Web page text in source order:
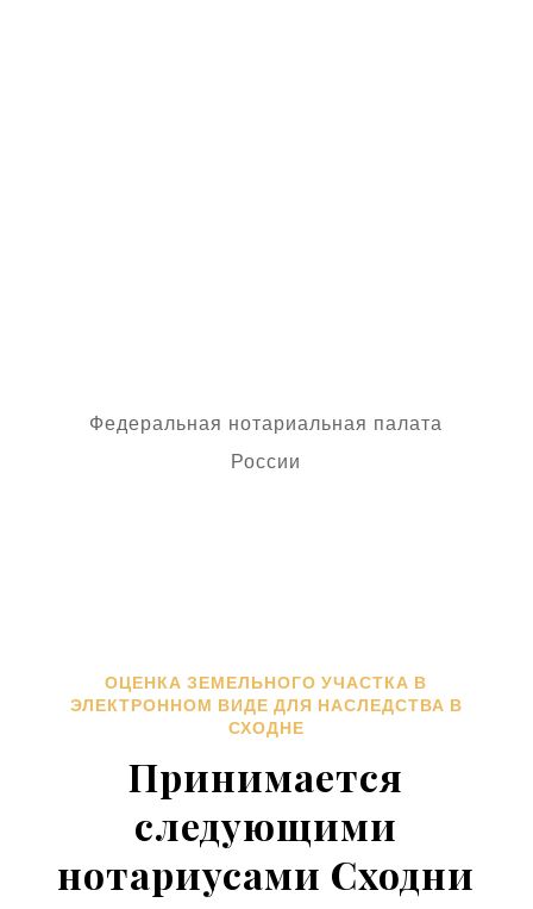
Федеральная нотариальная палата
России
ОЦЕНКА ЗЕМЕЛЬНОГО УЧАСТКА В
ЭЛЕКТРОННОМ ВИДЕ ДЛЯ НАСЛЕДСТВА В
СХОДНЕ
Принимается
следующими
нотариусами Сходни